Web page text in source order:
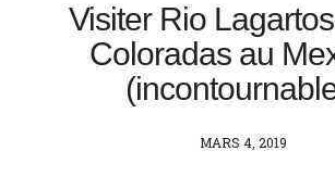
Visiter Rio
Coloradas au
POSTED
MARS 4, 2019